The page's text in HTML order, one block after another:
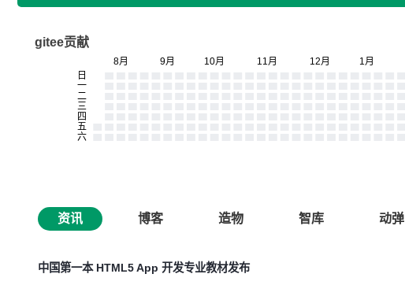
gitee贡献
资讯 博客 造物 智库 动弹
中国第一本 HTML5 App 开发专业教材发布